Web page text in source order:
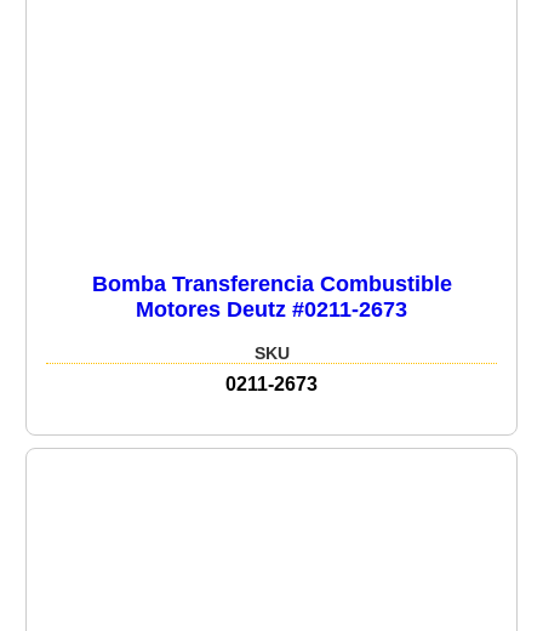
Bomba Transferencia Combustible
Motores Deutz #0211-2673
SKU
0211-2673